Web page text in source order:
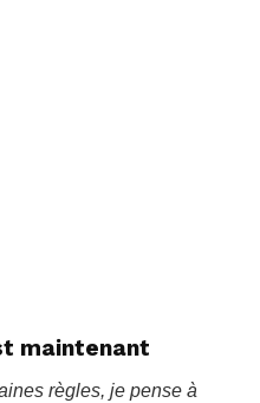
maintenant
règles, je pense à